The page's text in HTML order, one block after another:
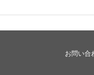
お問い合